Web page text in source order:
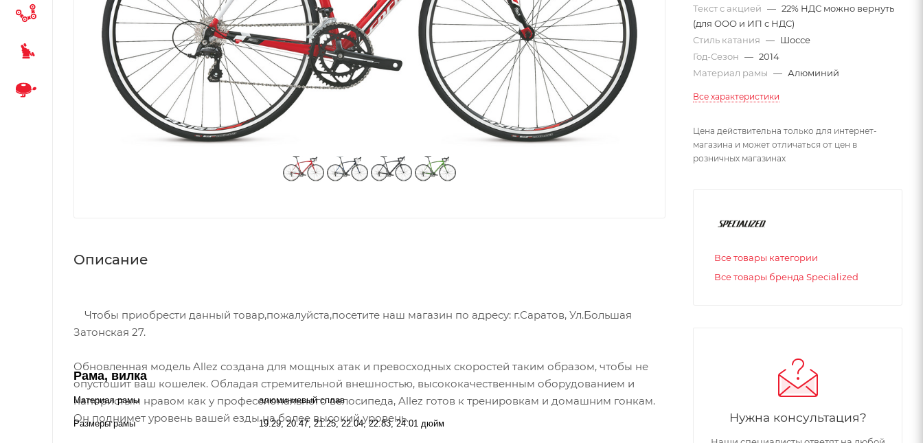
Описание
Чтобы приобрести данный товар,пожалуйста,посетите наш магазин по адресу: г.Саратов, Ул.Большая
Затонская 27.
Обновленная модель Allez создана для мощных атак и превосходных скоростей таким образом, чтобы не
опустошит ваш кошелек. Обладая стремительной внешностью, высококачественным оборудованием и
напористым нравом как у профессионального велосипеда, Allez готов к тренировкам и домашним гонкам.
Он поднимет уровень вашей езды на более высокий уровень.
Рама, вилка
Материал рамы алюминиевый сплав
Размеры рамы 19.29, 20.47, 21.25, 22.04, 22.83, 24.01 дюйм
Текст с акцией — 22% НДС можно вернуть
(для ООО и ИП с НДС)
Стиль катания — Шоссе
Год-Сезон — 2014
Материал рамы — Алюминий
Все характеристики
Цена действительна только для интернет-
магазина и может отличаться от цен в
розничных магазинах
Все товары категории
Все товары бренда Specialized
Нужна консультация?